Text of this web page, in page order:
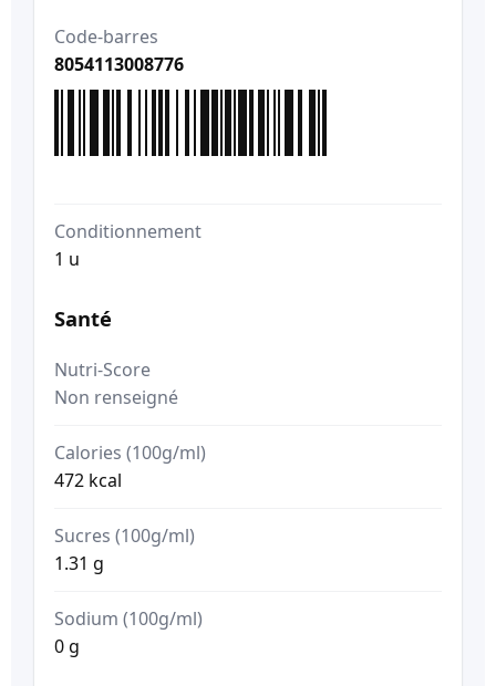
Code-barres
8054113008776
Conditionnement
1 u
Santé
Nutri-Score
Non renseigné
Calories (100g/ml)
472 kcal
Sucres (100g/ml)
1.31 g
Sodium (100g/ml)
0 g